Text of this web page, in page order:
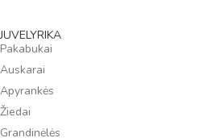
JUVELYRIKA
Pakabukai
Auskarai
Apyrankės
Žiedai
Grandinėlės